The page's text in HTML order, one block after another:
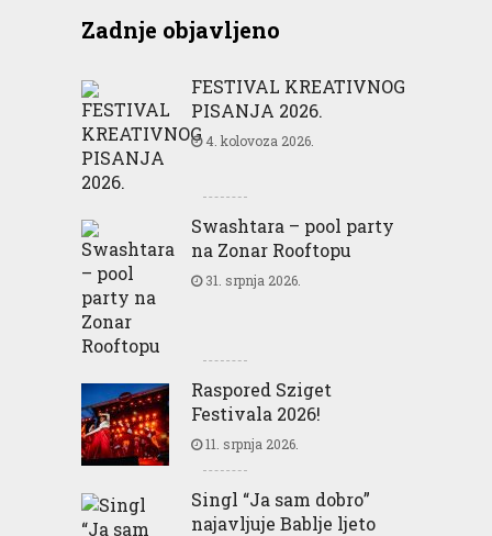
Zadnje objavljeno
FESTIVAL KREATIVNOG
PISANJA 2026.
4. kolovoza 2026.
Swashtara – pool party
na Zonar Rooftopu
31. srpnja 2026.
Raspored Sziget
Festivala 2026!
11. srpnja 2026.
Singl “Ja sam dobro”
najavljuje Bablje ljeto